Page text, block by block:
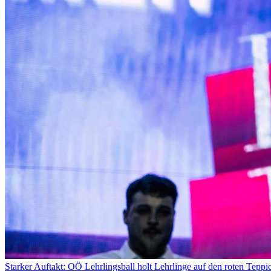
Starker Auftakt: OÖ Lehrlingsball holt Lehrlinge auf den roten